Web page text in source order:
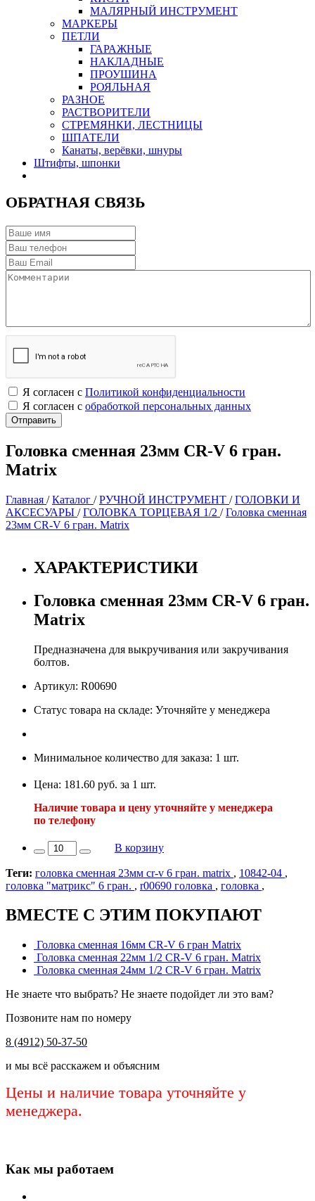
МАЛЯРНЫЙ ИНСТРУМЕНТ
МАРКЕРЫ
ПЕТЛИ
ГАРАЖНЫЕ
НАКЛАДНЫЕ
ПРОУШИНА
РОЯЛЬНАЯ
РАЗНОЕ
РАСТВОРИТЕЛИ
СТРЕМЯНКИ, ЛЕСТНИЦЫ
ШПАТЕЛИ
Канаты, верёвки, шнуры
Штифты, шпонки
ОБРАТНАЯ СВЯЗЬ
Я согласен с Политикой конфиденциальности
Я согласен с обработкой персональных данных
Головка сменная 23мм CR-V 6 гран.
Matrix
Главная /Каталог /РУЧНОЙ ИНСТРУМЕНТ /ГОЛОВКИ И
АКСЕСУАРЫ /ГОЛОВКА ТОРЦЕВАЯ 1/2 /Головка сменная
23мм CR-V 6 гран. Matrix
ХАРАКТЕРИСТИКИ
Головка сменная 23мм CR-V 6 гран.
Matrix
Предназначена для выкручивания или закручивания
болтов.
Артикул: R00690
Статус товара на складе: Уточняйте у менеджера
Минимальное количество для заказа: 1 шт.
Цена: 181.60 руб. за 1 шт.
Наличие товара и цену уточняйте у менеджера
по телефону
В корзину
Теги: головка сменная 23мм cr-v 6 гран. matrix , 10842-04 ,
головка "матрикс" 6 гран. , r00690 головка , головка ,
ВМЕСТЕ С ЭТИМ ПОКУПАЮТ
Головка сменная 16мм CR-V 6 гран Matrix
Головка сменная 22мм 1/2 CR-V 6 гран. Matrix
Головка сменная 24мм 1/2 CR-V 6 гран. Matrix
Не знаете что выбрать? Не знаете подойдет ли это вам?
Позвоните нам по номеру
8 (4912) 50-37-50
и мы всё расскажем и объясним
Цены и наличие товара уточняйте у
менеджера.
Как мы работаем